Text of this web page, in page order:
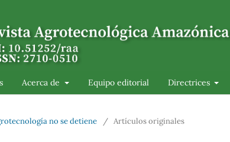
Acerca de Equipo editorial Directrices
no se detiene / Artículos originales